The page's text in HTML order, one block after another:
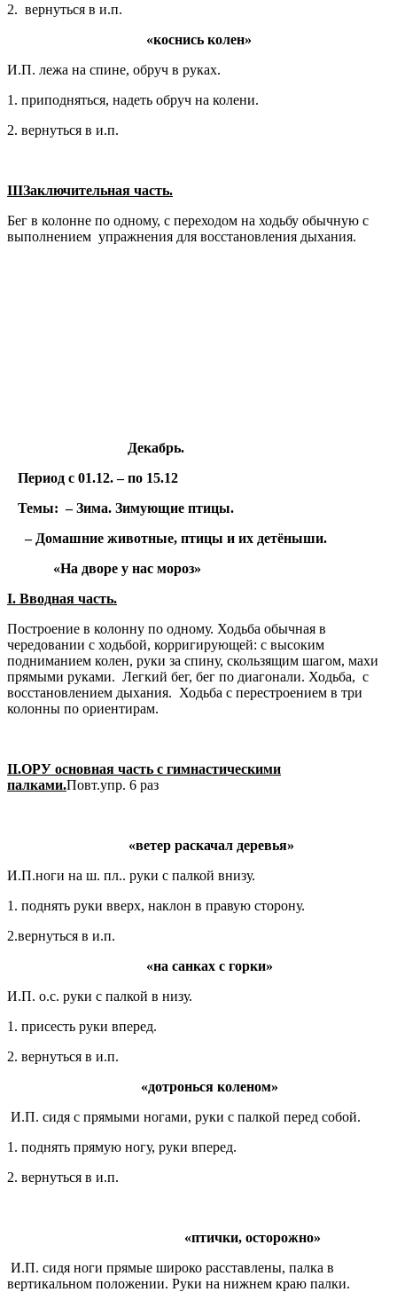
2. вернуться в и.п.
«коснись колен»
И.П. лежа на спине, обруч в руках.
1. приподняться, надеть обруч на колени.
2. вернуться в и.п.
IIIЗаключительная часть.
Бег в колонне по одному, с переходом на ходьбу обычную с
выполнением упражнения для восстановления дыхания.
Декабрь.
Период с 01.12. – по 15.12
Темы: – Зима. Зимующие птицы.
– Домашние животные, птицы и их детёныши.
«На дворе у нас мороз»
I. Вводная часть.
Построение в колонну по одному. Ходьба обычная в
чередовании с ходьбой, корригирующей: с высоким
подниманием колен, руки за спину, скользящим шагом, махи
прямыми руками. Легкий бег, бег по диагонали. Ходьба, с
восстановлением дыхания. Ходьба с перестроением в три
колонны по ориентирам.
II.ОРУ основная часть с гимнастическими
палками.Повт.упр. 6 раз
«ветер раскачал деревья»
И.П.ноги на ш. пл.. руки с палкой внизу.
1. поднять руки вверх, наклон в правую сторону.
2.вернуться в и.п.
«на санках с горки»
И.П. о.с. руки с палкой в низу.
1. присесть руки вперед.
2. вернуться в и.п.
«дотронься коленом»
И.П. сидя с прямыми ногами, руки с палкой перед собой.
1. поднять прямую ногу, руки вперед.
2. вернуться в и.п.
«птички, осторожно»
И.П. сидя ноги прямые широко расставлены, палка в
вертикальном положении. Руки на нижнем краю палки.